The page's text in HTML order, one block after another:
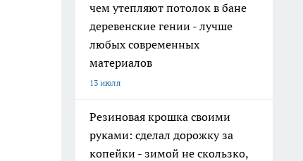
чем утепляют потолок в бане
деревенские гении - лучше
любых современных
материалов
13 июля
Резиновая крошка своими
руками: сделал дорожку за
копейки - зимой не скользко,